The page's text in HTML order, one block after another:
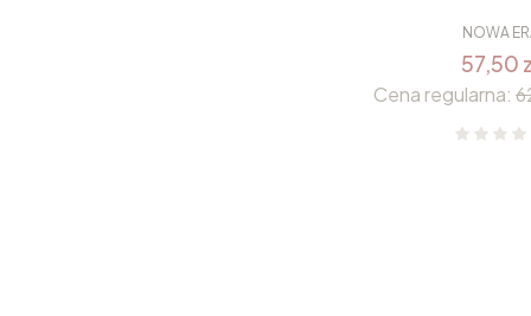
NOWA
57,50
Cena regularna: